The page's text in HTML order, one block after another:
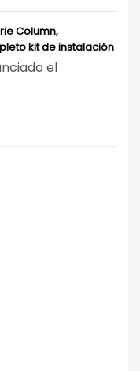
Column,
kit de instalación
el